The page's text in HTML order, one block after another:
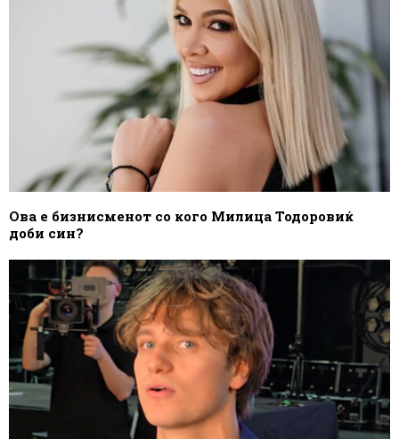
Ова е бизнисменот со кого Милица Тодоровиќ
доби син?